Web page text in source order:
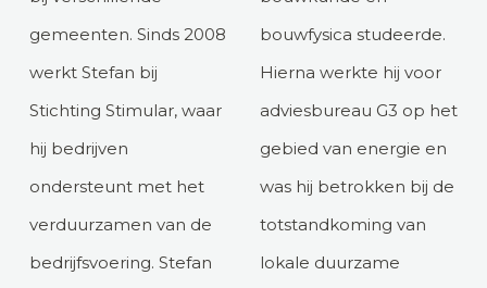
gemeenten. Sinds 2008
werkt Stefan bij
Stichting Stimular, waar
hij bedrijven
ondersteunt met het
verduurzamen van de
bedrijfsvoering. Stefan
bouwfysica studeerde.
Hierna werkte hij voor
adviesbureau G3 op het
gebied van energie en
was hij betrokken bij de
totstandkoming van
lokale duurzame